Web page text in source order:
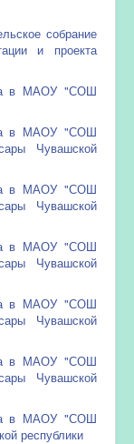
собрание
и проекта
в МАОУ "СОШ
в МАОУ "СОШ
Чувашской
в МАОУ "СОШ
Чувашской
в МАОУ "СОШ
Чувашской
в МАОУ "СОШ
Чувашской
в МАОУ "СОШ
Чувашской
в МАОУ "СОШ
республики